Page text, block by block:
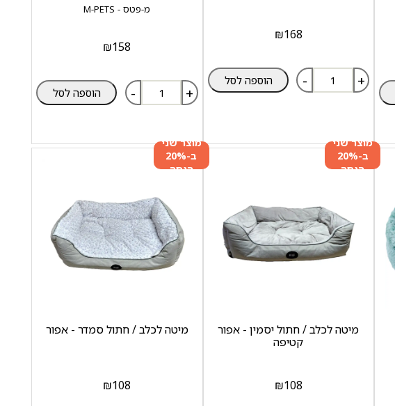
₪168
- + הוספה לסל
מ-פטס - M-PETS
₪158
- + הוספה לסל
מוצר שני
ב-20%
הנחה
מיטה לכלב / חתול יסמין - אפור
קטיפה
₪108
מוצר שני
ב-20%
הנחה
מיטה לכלב / חתול סמדר - אפור
₪108